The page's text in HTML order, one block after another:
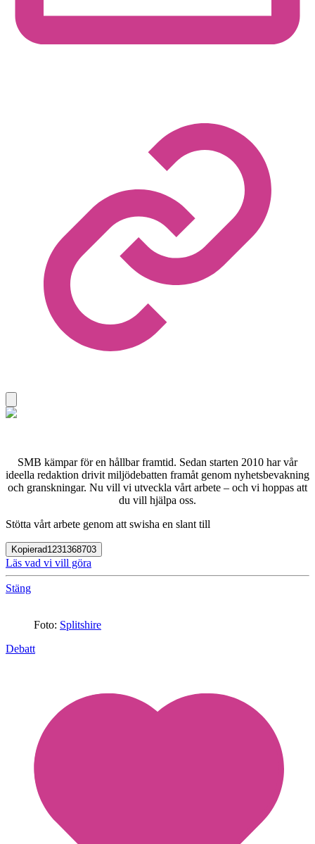
SMB kämpar för en hållbar framtid. Sedan starten 2010 har vår
ideella redaktion drivit miljödebatten framåt genom nyhetsbevakning
och granskningar. Nu vill vi utveckla vårt arbete – och vi hoppas att
du vill hjälpa oss.
Stötta vårt arbete genom att swisha en slant till
Kopierad1231368703
Läs vad vi vill göra
Stäng
Foto: Splitshire
Debatt